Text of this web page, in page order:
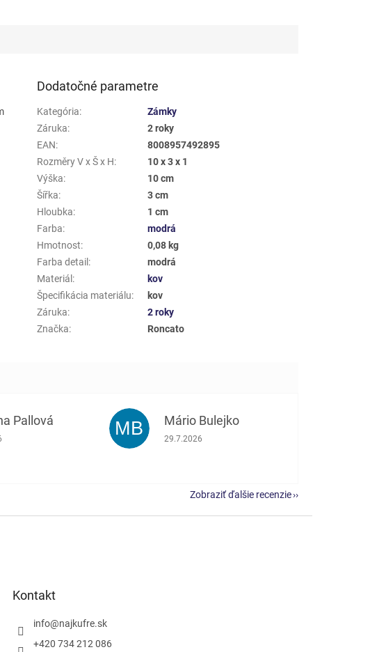
Dodatočné parametre
Kategória:
Zámky
Záruka:
2 roky
EAN:
8008957492895
Rozměry V x Š x H:
10 x 3 x 1
Výška:
10 cm
Šířka:
3 cm
Hloubka:
1 cm
Farba:
modrá
Hmotnost:
0,08 kg
Farba detail :
modrá
Materiál :
kov
Špecifikácia materiálu:
kov
Záruka:
2 roky
Značka: Roncato
Pallová
obchodu je 5 z 5 hviezdičiek.
MB Mário Bulejko
Hodnotenie obchodu je 5 z 5 hviezdičiek.
29.7.2026
Zobraziť ďalšie recenzie
Kontakt
info@najkufre.sk
+420 734 212 086